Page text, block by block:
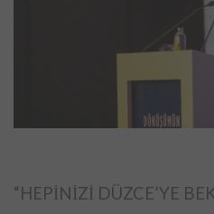
“HEPİNİZİ DÜZCE’YE